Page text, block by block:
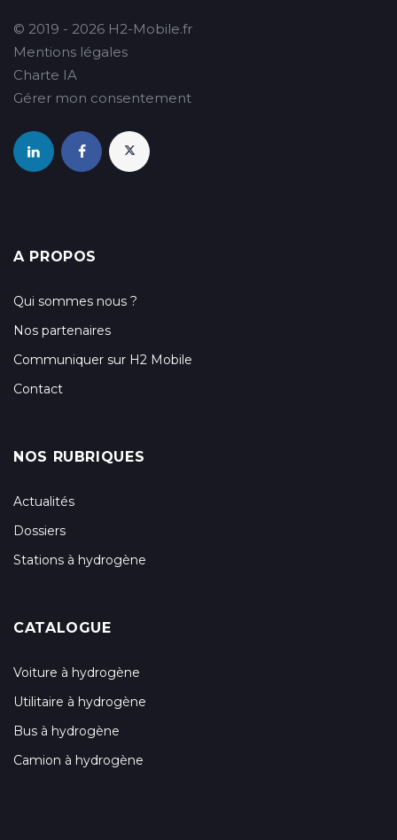
© 2019 - 2026 H2-Mobile.fr
Mentions légales
Charte IA
Gérer mon consentement
A PROPOS
Qui sommes nous ?
Nos partenaires
Communiquer sur H2 Mobile
Contact
NOS RUBRIQUES
Actualités
Dossiers
Stations à hydrogène
CATALOGUE
Voiture à hydrogène
Utilitaire à hydrogène
Bus à hydrogène
Camion à hydrogène